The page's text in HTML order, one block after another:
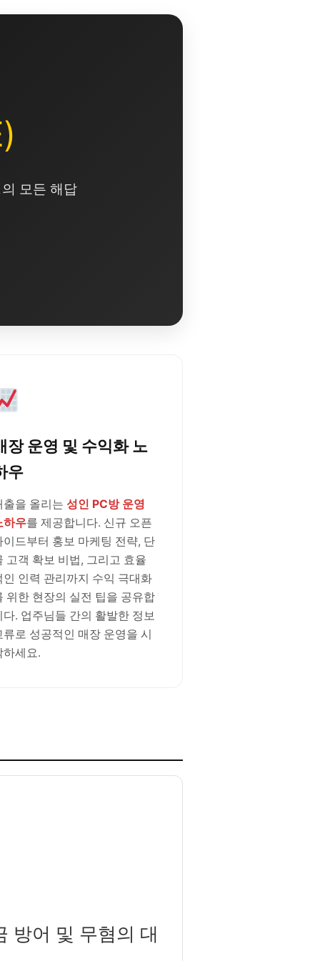
모든 해답
장 운영 및 수익화 노
우
출을 올리는 성인 PC방 운영
하우를 제공합니다. 신규 오픈
이드부터 홍보 마케팅 전략, 단
고객 확보 비법, 그리고 효율
인 인력 관리까지 수익 극대화
위한 현장의 실전 팁을 공유합
다. 업주님들 간의 활발한 정보
류로 성공적인 매장 운영을 시
하세요.
방어 및 무혐의 대